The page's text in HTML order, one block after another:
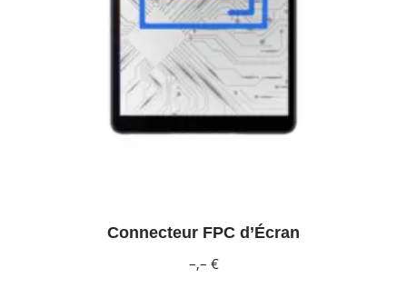
Connecteur FPC d’Écran
–,– €